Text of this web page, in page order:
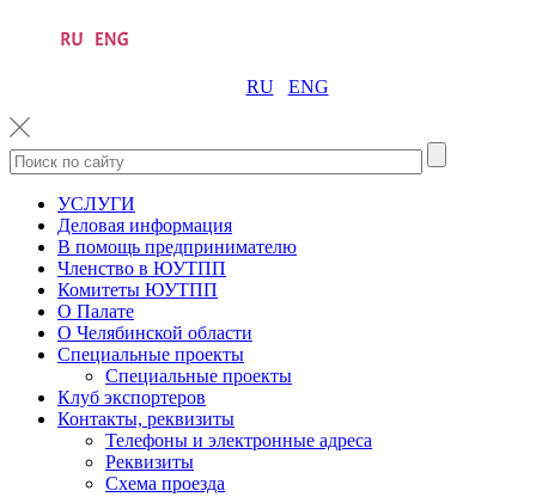
RU ENG
УСЛУГИ
Деловая информация
В помощь предпринимателю
Членство в ЮУТПП
Комитеты ЮУТПП
О Палате
О Челябинской области
Специальные проекты
Специальные проекты
Клуб экспортеров
Контакты, реквизиты
Телефоны и электронные адреса
Реквизиты
Схема проезда